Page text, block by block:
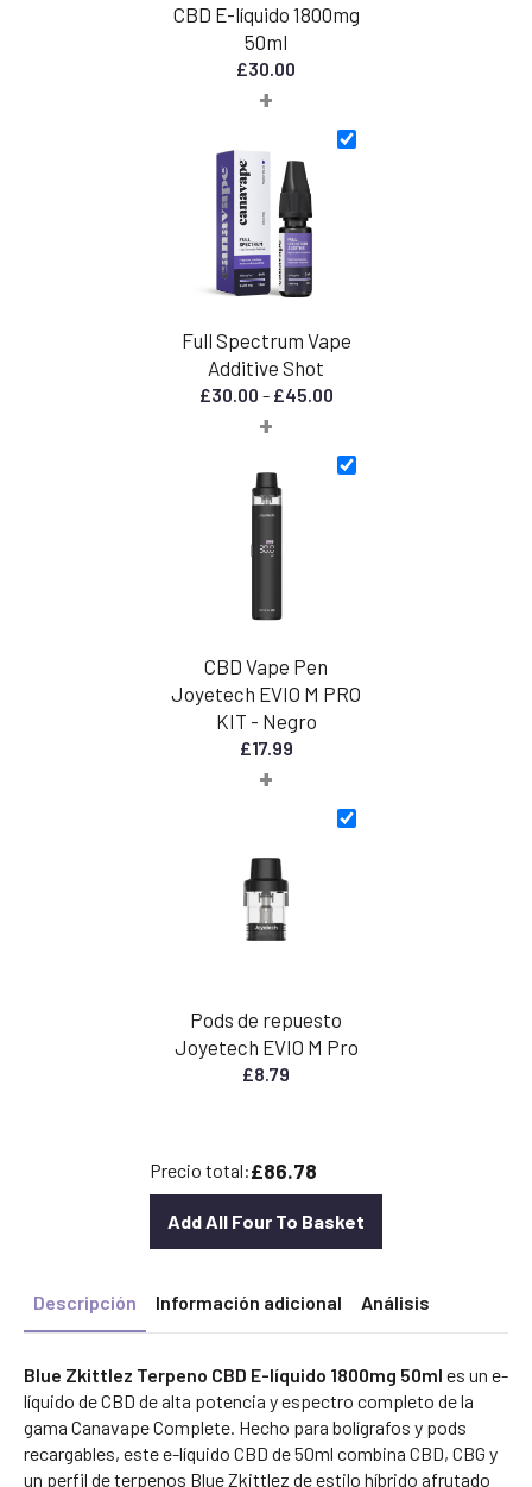
CBD E-líquido 1800mg
50ml
£30.00
+
Full Spectrum Vape
Additive Shot
£30.00 - £45.00Rango
desde
+
CBD Vape Pen
Joyetech EVIO M PRO
KIT - Negro
£17.99
+
Pods de repuesto
Joyetech EVIO M Pro
£8.79
Precio total:£86.78
Add All Four To Basket
Descripción Información adicional Análisis
Blue Zkittlez Terpeno CBD E-líquido 1800mg 50ml es un e-
líquido de CBD de alta potencia y espectro completo de la
gama Canavape Complete. Hecho para bolígrafos y pods
recargables, este e-líquido CBD de 50ml combina CBD, CBG y
un perfil de terpenos Blue Zkittlez de estilo híbrido afrutado